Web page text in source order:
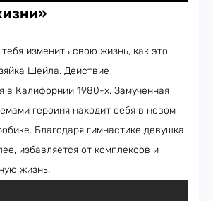
изменить свою жизнь, как это
Шейла. Действие
в Калифорнии 1980-х. Замученная
героиня находит себя в новом
Благодаря гимнастике девушка
избавляется от комплексов и
жизнь.